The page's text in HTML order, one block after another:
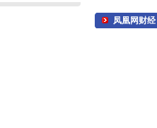
凤凰网财经